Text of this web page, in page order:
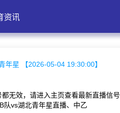
资讯
年星 【2026-05-04 19:30:00】
无效，请进入主页查看最新直播信号
队vs湖北青年星直播、中乙